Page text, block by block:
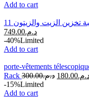
Add to cart
د.م.749.00
-40%Limited
Add to cart
porte-vêtements
Rack
د.م.300.00
180.00
-15%Limited
Add to cart